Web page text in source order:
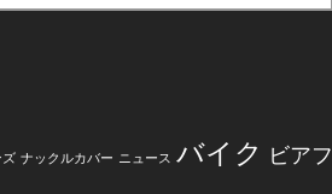
ズ ナックルカバー ニュース バイク ビアフ